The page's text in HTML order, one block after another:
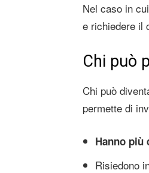
Nel caso in
e richiedere il
Chi può
Chi può
permette di
Hanno più
Risiedono